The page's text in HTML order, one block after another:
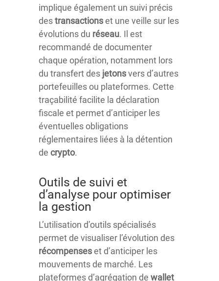
implique également un suivi précis
destransactionset une veille sur les
évolutions du réseau. Il est
recommandé de documenter
chaque opération, notamment lors
du transfert des jetonsvers d’autres
portefeuilles ou plateformes. Cette
traçabilité facilite la déclaration
fiscale et permet d’anticiper les
éventuelles obligations
réglementaires liées à la détention
de crypto.
Outils de suivi et
d’analyse pour optimiser
la gestion
L’utilisation d’outils spécialisés
permet de visualiser l’évolution des
récompenseset d’anticiper les
mouvements de marché. Les
plateformes d’agrégation de wallet